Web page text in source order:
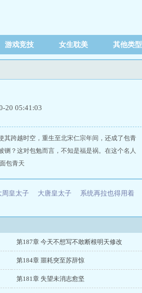
游戏竞技 女生耽美 其他类型
20 05:41:03
其跨越时空，重生至北宋仁宗年间，还成了包青
？这对包勉而言，不知是福是祸。在这个名人
包青天
周皇太子 大唐皇太子 系统再拉也得用着
第187章 今天不想写不敢断根明天修改
第184章 噩耗突至苏辞惊
第181章 失望未消志愈坚